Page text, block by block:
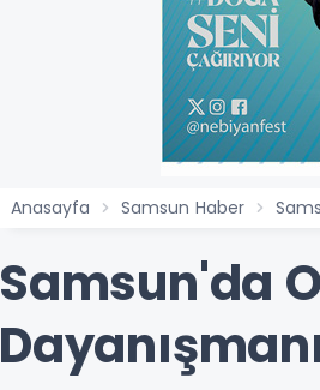
Anasayfa Samsun Haber
Samsun'da